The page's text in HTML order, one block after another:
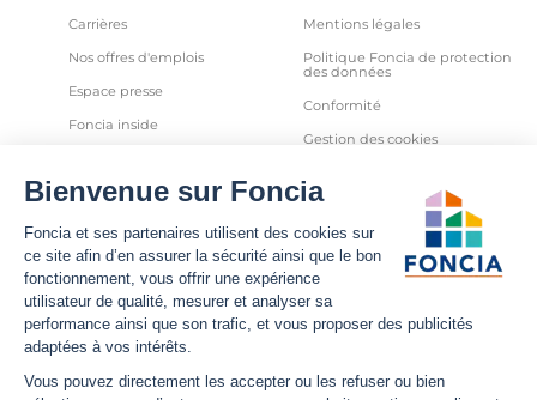
Carrières
Nos offres d'emplois
Espace presse
Foncia inside
Partenaires
Mentions légales
Politique Foncia de protection
des données
Conformité
Gestion des cookies
et autres traceurs
Sécurité informatique
Déclaration d'accessibilité
Infos utiles
Nous contacter
Nous suivre
Facebook
X